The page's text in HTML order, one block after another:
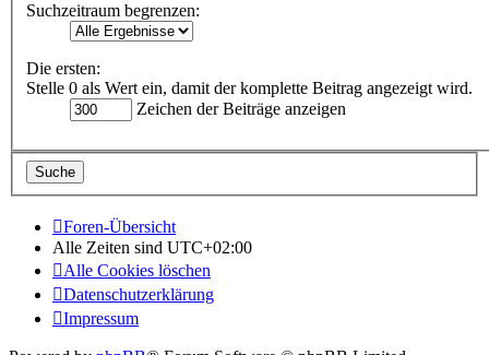
Suchzeitraum begrenzen:
Die ersten:
Stelle 0 als Wert ein, damit der komplette Beitrag angezeigt wird.
Zeichen der Beiträge anzeigen
Foren-Übersicht
Alle Zeiten sind UTC+02:00
Alle Cookies löschen
Datenschutzerklärung
Impressum